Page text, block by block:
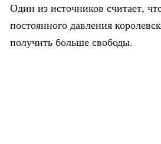
Один из источников считает,
постоянного давления
получить больше свободы.